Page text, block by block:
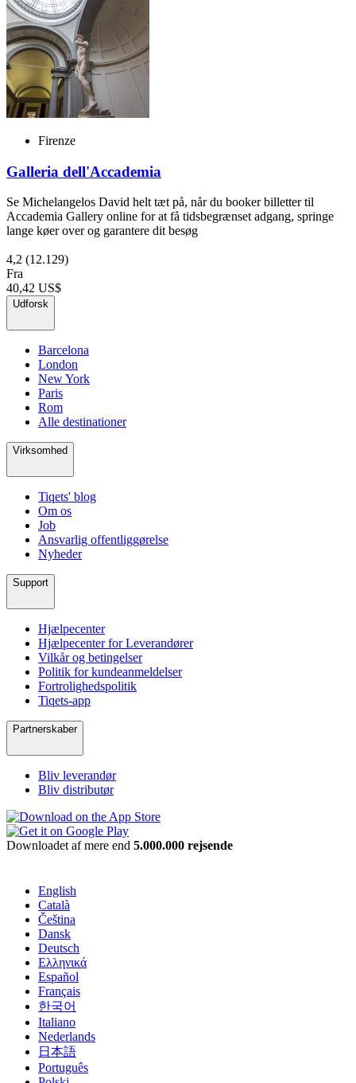
Firenze
Galleria dell'Accademia
Se Michelangelos David helt tæt på, når du booker billetter til
Accademia Gallery online for at få tidsbegrænset adgang, springe
lange køer over og garantere dit besøg
4,2 (12.129)
Fra
40,42 US$
Udforsk
Barcelona
London
New York
Paris
Rom
Alle destinationer
Virksomhed
Tiqets' blog
Om os
Job
Ansvarlig offentliggørelse
Nyheder
Support
Hjælpecenter
Hjælpecenter for Leverandører
Vilkår og betingelser
Politik for kundeanmeldelser
Fortrolighedspolitik
Tiqets-app
Partnerskaber
Bliv leverandør
Bliv distributør
Downloadet af mere end 5.000.000 rejsende
English
Català
Čeština
Dansk
Deutsch
Ελληνικά
Español
Français
한국어
Italiano
Nederlands
日本語
Português